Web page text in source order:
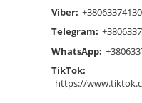
Viber
Telegram
WhatsApp
TikTok
https://